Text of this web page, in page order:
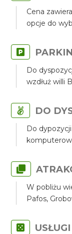
Cena
opcje do
Do
wzdłuż willi
DO
Do
W pobliżu
Pafos,